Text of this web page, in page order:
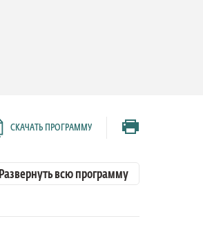
СКАЧАТЬ ПРОГРАММУ
Развернуть всю программу